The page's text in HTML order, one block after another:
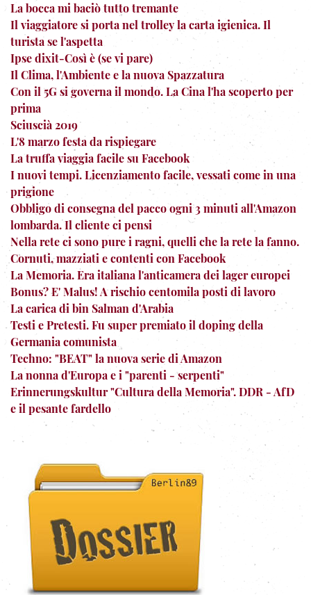
La bocca mi baciò tutto tremante
Il viaggiatore si porta nel trolley la carta igienica. Il
turista se l'aspetta
Ipse dixit-Così è (se vi pare)
Il Clima, l'Ambiente e la nuova Spazzatura
Con il 5G si governa il mondo. La Cina l'ha scoperto per
prima
Sciuscià 2019
L'8 marzo festa da rispiegare
La truffa viaggia facile su Facebook
I nuovi tempi. Licenziamento facile, vessati come in una
prigione
Obbligo di consegna del pacco ogni 3 minuti all'Amazon
lombarda. Il cliente ci pensi
Nella rete ci sono pure i ragni, quelli che la rete la fanno.
Cornuti, mazziati e contenti con Facebook
La Memoria. Era italiana l'anticamera dei lager europei
Bonus? E' Malus! A rischio centomila posti di lavoro
La carica di bin Salman d'Arabia
Testi e Pretesti. Fu super premiato il doping della
Germania comunista
Techno: "BEAT" la nuova serie di Amazon
La nonna d'Europa e i "parenti - serpenti"
Erinnerungskultur "Cultura della Memoria". DDR - AfD
e il pesante fardello